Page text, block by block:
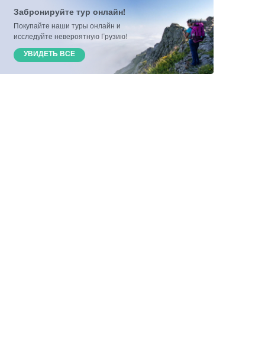
Забронируйте тур онлайн!
Покупайте наши туры онлайн и
исследуйте невероятную Грузию!
УВИДЕТЬ ВСЕ